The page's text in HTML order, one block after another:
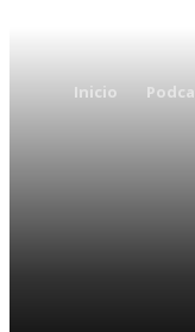
Inicio